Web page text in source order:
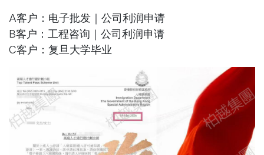
A客户：电子批发｜公司利润申请
B客户：工程咨询｜公司利润申请
C客户：复旦大学毕业